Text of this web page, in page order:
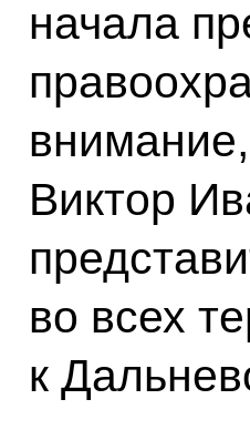
начала
Виктор
во всех
к